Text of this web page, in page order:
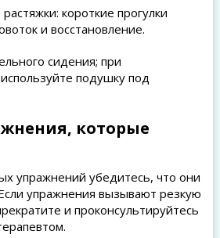
короткие прогулки
и восстановление.
сидения; при
подушку под
которые
упражнений убедитесь, что они
упражнения вызывают резкую
и проконсультируйтесь